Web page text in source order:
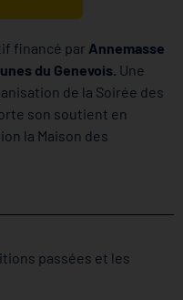
financé par Annemasse
du Genevois. Une
de la Soirée des
son soutient en
la Maison des
passées et les